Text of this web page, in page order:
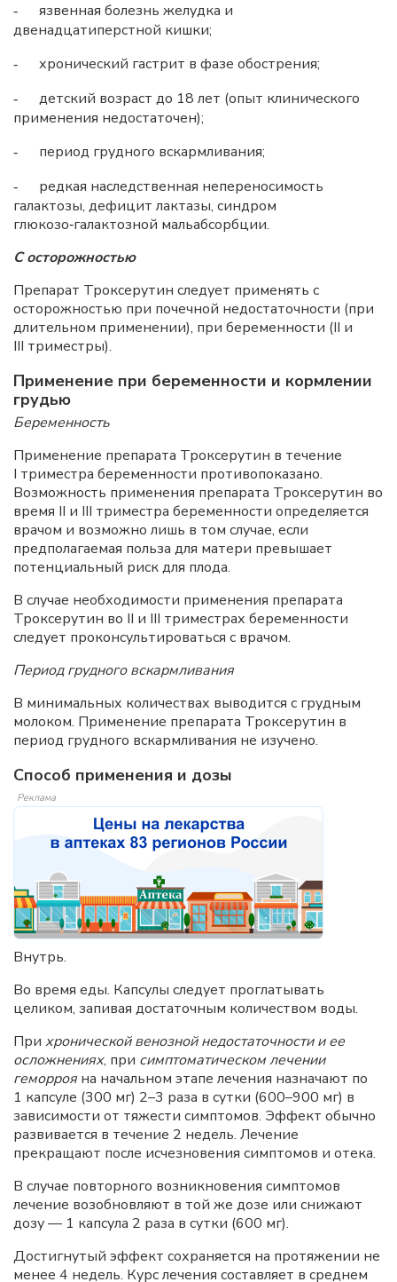
-
язвенная болезнь желудка и
двенадцатиперстной кишки;
- хронический гастрит в фазе обострения;
-
детский возраст до 18 лет (опыт клинического
применения недостаточен);
- период грудного вскармливания;
-
редкая наследственная непереносимость
галактозы, дефицит лактазы, синдром
глюкозо‑галактозной мальабсорбции.
С осторожностью
Препарат Троксерутин следует применять с
осторожностью при почечной недостаточности (при
длительном применении), при беременности (II и
III триместры).
Применение при беременности и кормлении
грудью
Беременность
Применение препарата Троксерутин в течение
I триместра беременности противопоказано.
Возможность применения препарата Троксерутин во
время II и III триместра беременности определяется
врачом и возможно лишь в том случае, если
предполагаемая польза для матери превышает
потенциальный риск для плода.
В случае необходимости применения препарата
Троксерутин во II и III триместрах беременности
следует проконсультироваться с врачом.
Период грудного вскармливания
В минимальных количествах выводится с грудным
молоком. Применение препарата Троксерутин в
период грудного вскармливания не изучено.
Способ применения и дозы
Реклама
Внутрь.
Во время еды. Капсулы следует проглатывать
целиком, запивая достаточным количеством воды.
При хронической венозной недостаточности и ее
осложнениях, при симптоматическом лечении
геморрояна начальном этапе лечения назначают по
1 капсуле (300 мг) 2–3 раза в сутки (600–900 мг) в
зависимости от тяжести симптомов. Эффект обычно
развивается в течение 2 недель. Лечение
прекращают после исчезновения симптомов и отека.
В случае повторного возникновения симптомов
лечение возобновляют в той же дозе или снижают
дозу — 1 капсула 2 раза в сутки (600 мг).
Достигнутый эффект сохраняется на протяжении не
менее 4 недель. Курс лечения составляет в среднем